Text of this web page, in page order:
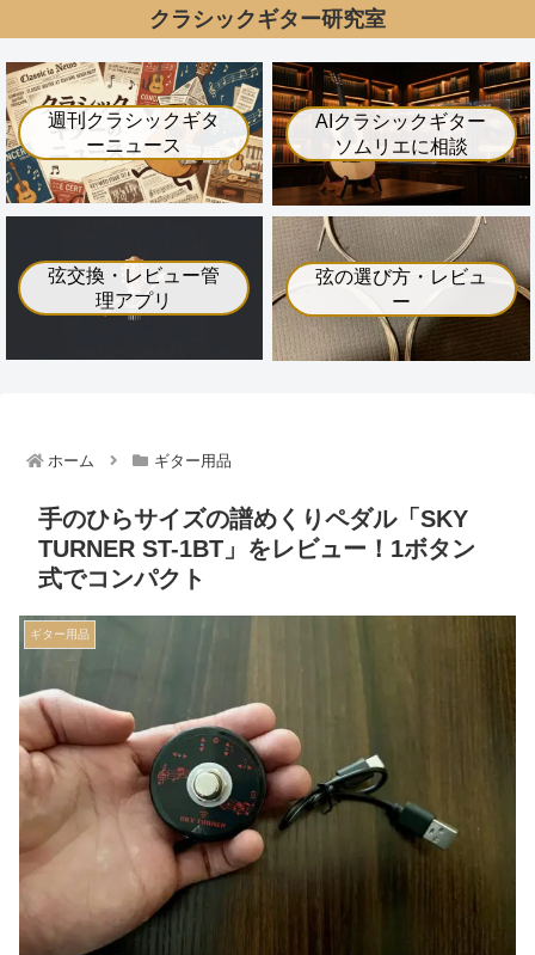
クラシックギター研究室
週刊クラシックギタ
ーニュース
AIクラシックギター
ソムリエに相談
弦交換・レビュー管
理アプリ
弦の選び方・レビュ
ー
ホーム ギター用品
手のひらサイズの譜めくりペダル「SKY
TURNER ST-1BT」をレビュー！1ボタン
式でコンパクト
ギター用品